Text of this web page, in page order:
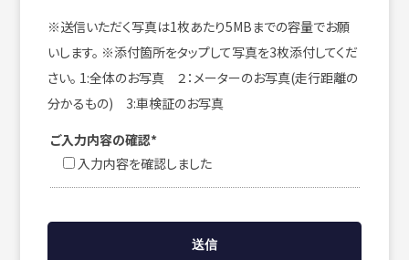
※送信いただく写真は1枚あたり5MBまでの容量でお願
いします。 ※添付箇所をタップして写真を3枚添付してくだ
さい。 1:全体のお写真 ２：メーターのお写真(走行距離の
分かるもの) 3:車検証のお写真
ご入力内容の確認*
入力内容を確認しました